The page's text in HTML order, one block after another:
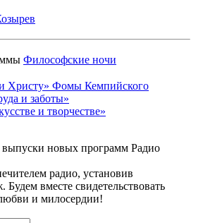
Философские ночи
Христу» Фомы Кемпийского
и заботы»
и творчестве»
новых программ Радио
радио, установив
вместе свидетельствовать
и милосердии!